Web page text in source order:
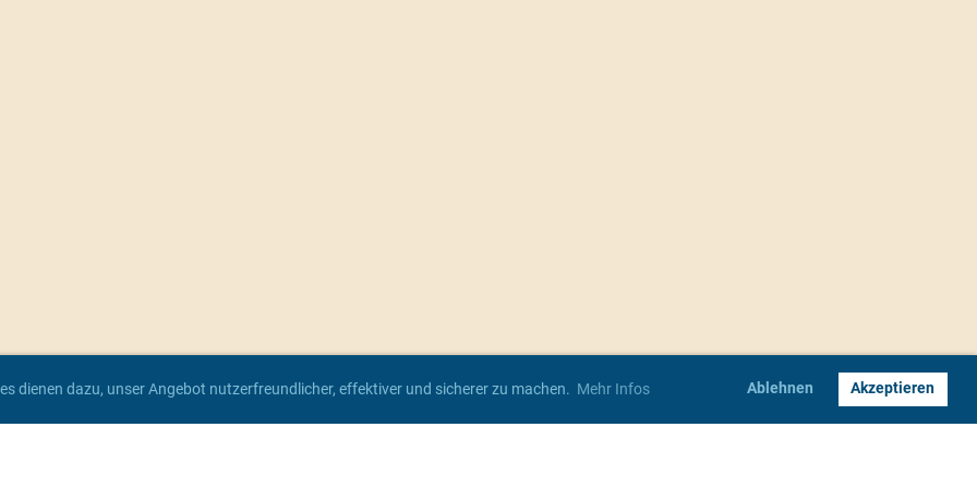
dienen dazu, unser Angebot nutzerfreundlicher, effektiver und sicherer zu machen. Mehr Infos Ablehnen Akzeptieren